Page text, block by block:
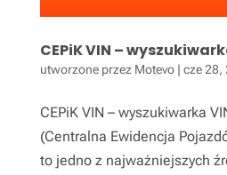
CEPiK VIN –
utworzone przez Motevo| cze 28,
CEPiK VIN – wyszukiwarka
(Centralna Ewidencja
to jedno z najważniejszych